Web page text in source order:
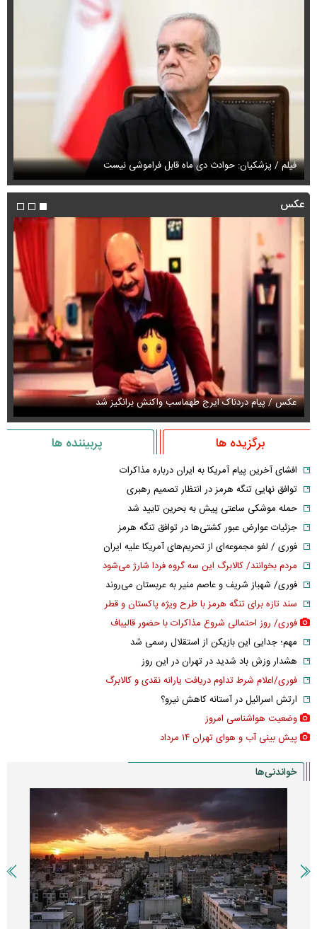
فیلم / پزشکیان: حوادث دی ماه قابل فراموشی نیست
عکس
عکس / پیام دردناک ایرج طهماسب واکنش برانگیز شد
برگزیده ها پربیننده ها
افشای آخرین پیام آمریکا به ایران درباره مذاکرات
توافق نهایی تنگه هرمز در انتظار تصمیم رهبری
حمله موشکی ساعتی پیش به بحرین تایید شد
جزئیات عوارض عبور کشتی‌ها در توافق تنگه هرمز
فوری / لغو مجموعه‌ای از تحریم‌های آمریکا علیه ایران
مردم بخوانند/ کالابرگ این سه گروه فردا شارژ می‌شود
فوری/ شهباز شریف و عاصم منیر به عربستان می‌روند
سند تازه برای تنگه هرمز با طرح ویژه پاکستان و قطر
فوری/ روز احتمالی شروع مذاکرات با حضور قالیباف
مهم؛ جدایی این بازیکن از استقلال رسمی شد
هشدار وزش باد شدید در تهران در این روز
فوری/اعلام شرط تداوم دریافت یارانه نقدی و کالابرگ
ارتش اسرائیل در آستانه کاهش نیرو؟
وضعیت هواشناسی امروز
پیش بینی آب و هوای تهران ۱۴ مرداد
خواندنی‌ها